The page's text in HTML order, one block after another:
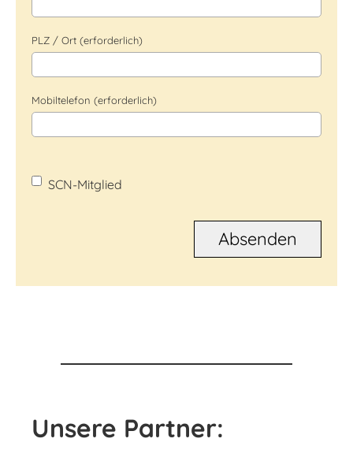
PLZ / Ort (erforderlich)
Mobiltelefon (erforderlich)
SCN-Mitglied
Unsere Partner: